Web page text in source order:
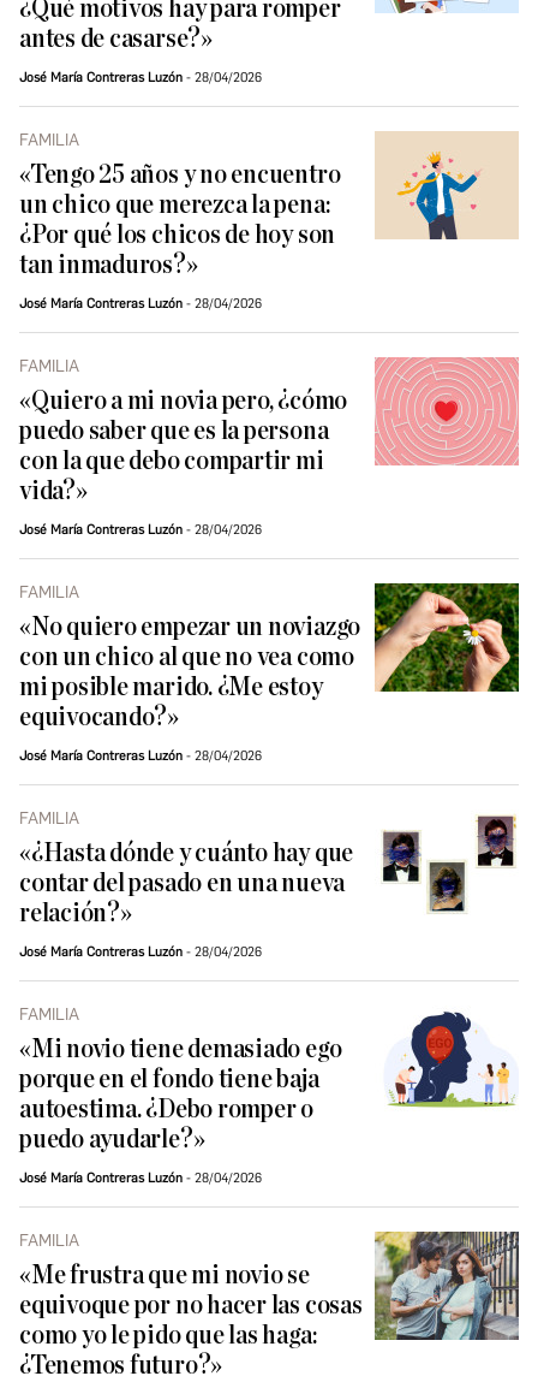
¿Qué motivos hay para romper
antes de casarse?»
José María Contreras Luzón 28/04/2026
FAMILIA
«Tengo 25 años y no encuentro
un chico que merezca la pena:
¿Por qué los chicos de hoy son
tan inmaduros?»
José María Contreras Luzón 28/04/2026
FAMILIA
«Quiero a mi novia pero, ¿cómo
puedo saber que es la persona
con la que debo compartir mi
vida?»
José María Contreras Luzón 28/04/2026
FAMILIA
«No quiero empezar un noviazgo
con un chico al que no vea como
mi posible marido. ¿Me estoy
equivocando?»
José María Contreras Luzón 28/04/2026
FAMILIA
«¿Hasta dónde y cuánto hay que
contar del pasado en una nueva
relación?»
José María Contreras Luzón 28/04/2026
FAMILIA
«Mi novio tiene demasiado ego
porque en el fondo tiene baja
autoestima. ¿Debo romper o
puedo ayudarle?»
José María Contreras Luzón 28/04/2026
FAMILIA
«Me frustra que mi novio se
equivoque por no hacer las cosas
como yo le pido que las haga:
¿Tenemos futuro?»